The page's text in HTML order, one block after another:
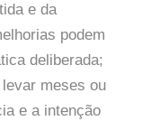
e da
podem
deliberada;
meses ou
e a intenção